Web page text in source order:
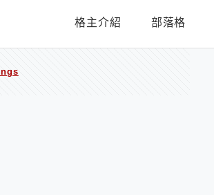
格主介紹 部落格